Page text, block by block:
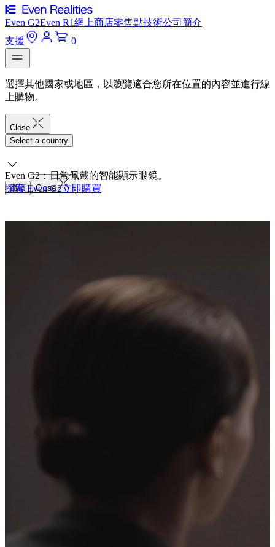
Even G2Even R1網上商店零售點技術公司簡介
支援
0
選擇其他國家或地區，以瀏覽適合您所在位置的內容並進行線
上購物。
Close
Select a country
繼續 Close
Even G2：日常佩戴的智能顯示眼鏡。
探索 Even G2立即購買